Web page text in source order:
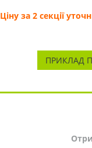
Ціну за 2 секції
ПРИКЛАД